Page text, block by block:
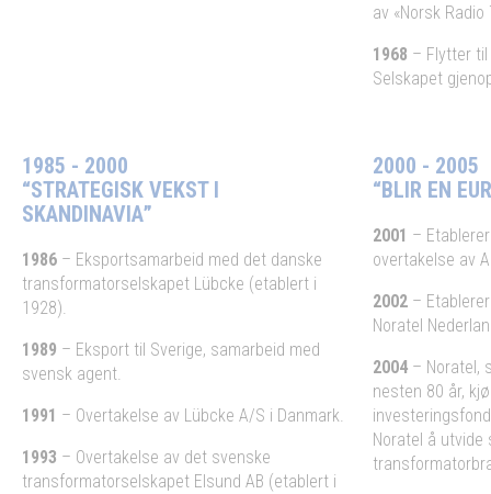
av «Norsk
1968 – Flytter til
Selskapet
1985 - 2000
“STRATEGISK VEKST I
SKANDINAVIA”
1986 – Eksportsamarbeid med det danske
transformatorselskapet Lübcke (etablert i
1928).
1989 – Eksport til Sverige, samarbeid med
svensk agent.
1991 – Overtakelse av Lübcke A/S i Danmark.
1993 – Overtakelse av det svenske
transformatorselskapet Elsund AB (etablert i
2000 - 2005
“BLIR EN
2001 –
overtakelse av
2002 –
Noratel
2004 – Noratel,
nesten 80 år,
Noratel å utvide